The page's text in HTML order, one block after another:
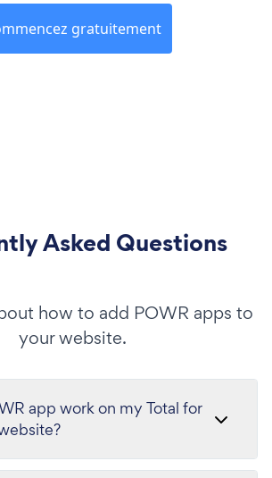
gratuitement
Asked Questions
how to add POWR apps to
your website.
app work on my Total for